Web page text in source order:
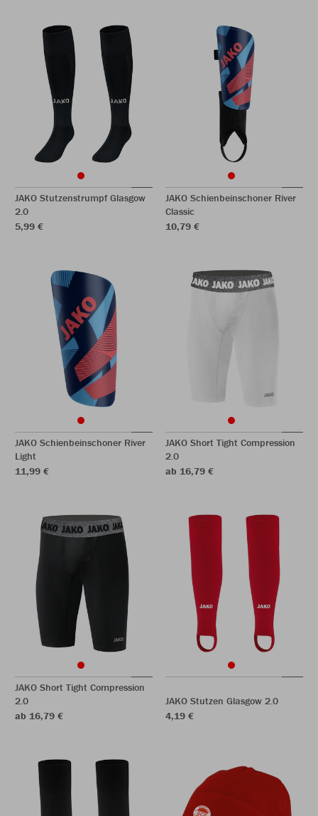
JAKO Stutzenstrumpf Glasgow
2.0
5,99 €
JAKO Schienbeinschoner River
Classic
10,79 €
JAKO Schienbeinschoner River
Light
11,99 €
JAKO Short Tight Compression
2.0
ab 16,79 €
JAKO Short Tight Compression
2.0
ab 16,79 €
JAKO Stutzen Glasgow 2.0
4,19 €